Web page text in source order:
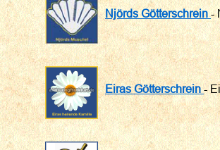
Njörds Götterschrein-
Eiras Götterschrein-